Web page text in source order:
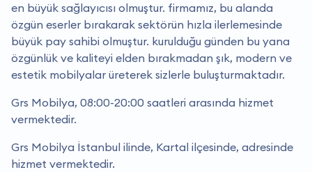
en büyük sağlayıcısı olmuştur. firmamız, bu alanda
özgün eserler bırakarak sektörün hızla ilerlemesinde
büyük pay sahibi olmuştur. kurulduğu günden bu yana
özgünlük ve kaliteyi elden bırakmadan şık, modern ve
estetik mobilyalar üreterek sizlerle buluşturmaktadır.
Grs Mobilya, 08:00-20:00 saatleri arasında hizmet
vermektedir.
Grs Mobilya İstanbul ilinde, Kartal ilçesinde, adresinde
hizmet vermektedir.